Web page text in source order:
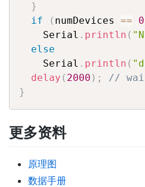
}
if
( numDevices == 0
    Serial
. println (
else
    Serial
. println (
delay ( 2000 ) ;
//
}
更多资料
原理图
数据手册